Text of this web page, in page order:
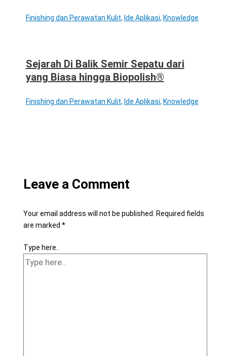
Finishing dan Perawatan Kulit, Ide Aplikasi, Knowledge
Sejarah Di Balik Semir Sepatu dari
yang Biasa hingga Biopolish®
Finishing dan Perawatan Kulit, Ide Aplikasi, Knowledge
Leave a Comment
Your email address will not be published. Required fields
are marked *
Type here..